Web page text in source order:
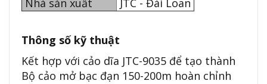
Nhà sản xuất
JTC - Đài Loan
Thông số kỹ thuật
Kết hợp với cảo dĩa JTC-9035 để tạo thành
Bộ cảo mở bạc đạn 150-200m hoàn chỉnh